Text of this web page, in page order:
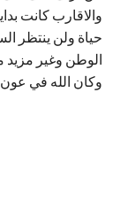
والاقارب كانت
حياة ولن ينتظر
الوطن وغير مزيد
وكان الله في عون